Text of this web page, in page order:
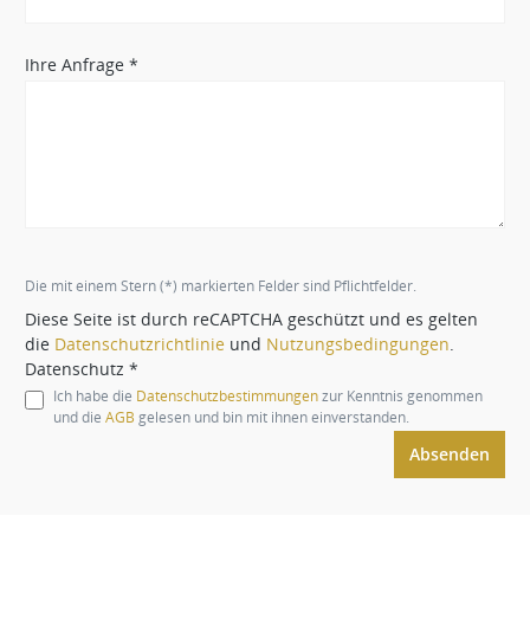
Ihre Anfrage *
Die mit einem Stern (*) markierten Felder sind Pflichtfelder.
Diese Seite ist durch reCAPTCHA geschützt und es gelten
die Datenschutzrichtlinie und Nutzungsbedingungen
Datenschutz *
Ich habe die Datenschutzbestimmungenzur Kenntnis genommen
und die AGB gelesen und bin mit ihnen einverstanden.
Absenden